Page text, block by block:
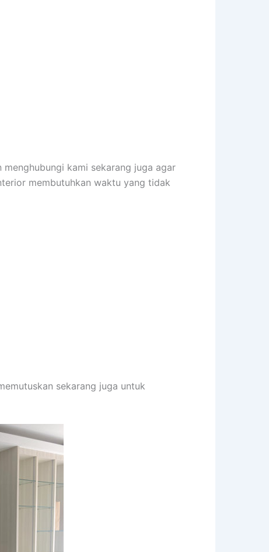
kami sekarang juga agar
membutuhkan waktu yang tidak
sekarang juga untuk